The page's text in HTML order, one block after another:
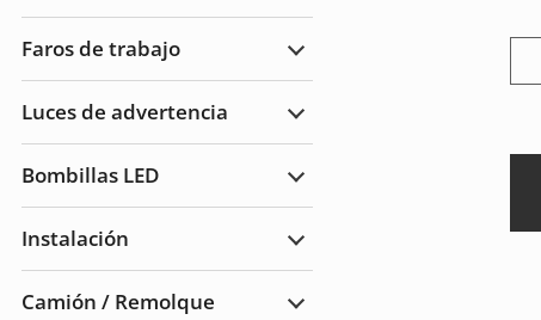
de
de
Faros de trabajo
Ampliar
trabajo
Luces de advertencia
Ampliar
advertencia
Bombillas LED
Ampliar
Instalación
Ampliar
Camión / Remolque
Ampliar